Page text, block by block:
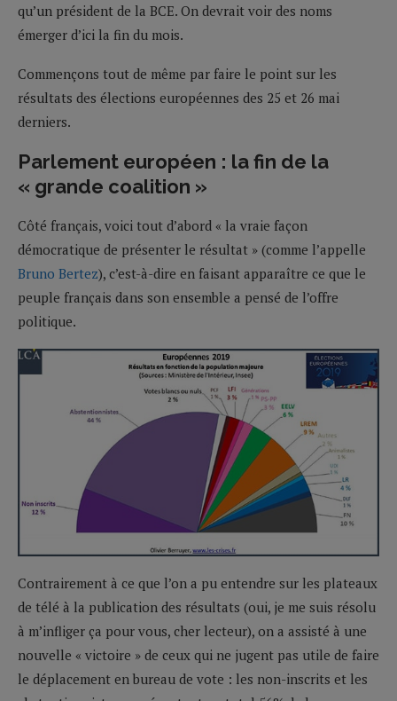
qu’un président de la BCE. On devrait voir des noms
émerger d’ici la fin du mois.
Commençons tout de même par faire le point sur les
résultats des élections européennes des 25 et 26 mai
derniers.
Parlement européen : la fin de la
« grande coalition »
Côté français, voici tout d’abord « la vraie façon
démocratique de présenter le résultat » (comme l’appelle
Bruno Bertez), c’est-à-dire en faisant apparaître ce que le
peuple français dans son ensemble a pensé de l’offre
politique.
Contrairement à ce que l’on a pu entendre sur les plateaux
de télé à la publication des résultats (oui, je me suis résolu
à m’infliger ça pour vous, cher lecteur), on a assisté à une
nouvelle « victoire » de ceux qui ne jugent pas utile de faire
le déplacement en bureau de vote : les non-inscrits et les